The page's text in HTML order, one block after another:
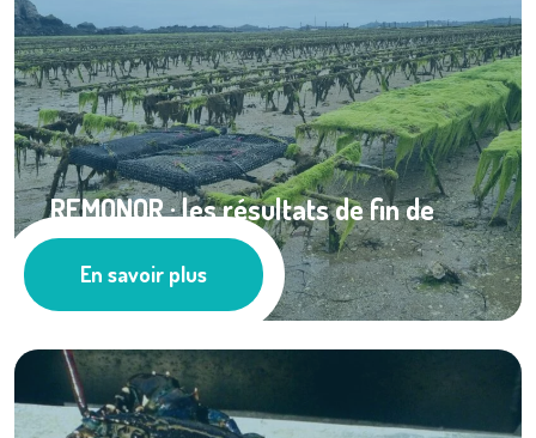
REMONOR : les résultats de fin de
printemps sont ...
Actualités
En savoir plus